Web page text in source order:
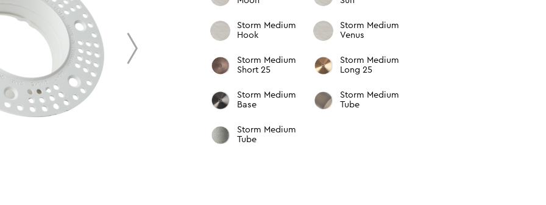
next
Storm Medium
Hook
Storm Medium
Venus
Storm Medium
Short 25
Storm Medium
Long 25
Storm Medium
Base
Storm Medium
Tube
Storm Medium
Tube